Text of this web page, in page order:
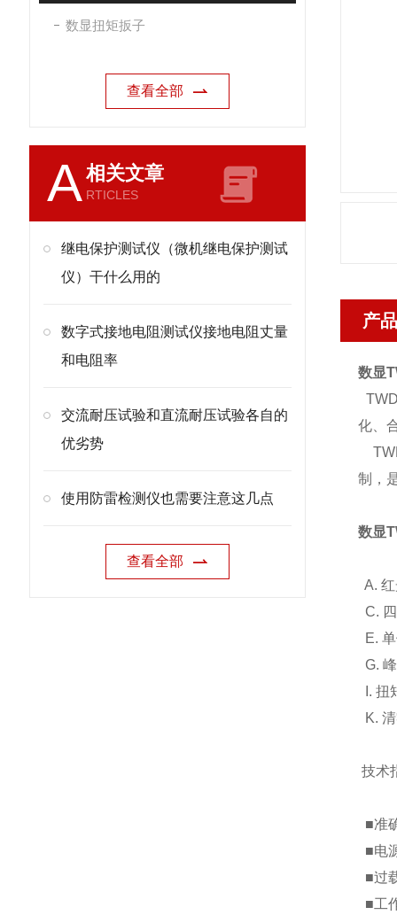
数显扭矩扳子
查看全部
A相关文章
RTICLES
继电保护测试仪（微机继电保护测试
仪）干什么用的
数字式接地电阻测试仪接地电阻丈量
和电阻率
交流耐压试验和直流耐压试验各自的
优劣势
使用防雷检测仪也需要注意这几点
查看全部
产
数显
化、
制，
数显
A.
C.
E.
G.
I.
K.
技术
■准
■电
■过
■工